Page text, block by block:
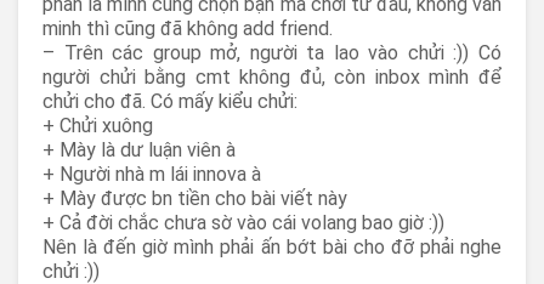
minh thì cũng đã không add friend.
– Trên các group mở, người ta lao vào chửi :)) Có
người chửi bằng cmt không đủ, còn inbox mình để
chửi cho đã. Có mấy kiểu chửi:
+ Chửi xuông
+ Mày là dư luận viên à
+ Người nhà m lái innova à
+ Mày được bn tiền cho bài viết này
+ Cả đời chắc chưa sờ vào cái volang bao giờ :))
Nên là đến giờ mình phải ấn bớt bài cho đỡ phải nghe
chửi :))